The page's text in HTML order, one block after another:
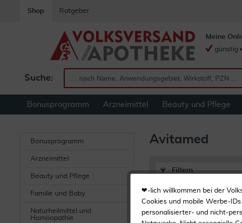
Shop Ratgeber
Suche:
Meine
günstig
Bonusprogramm Arzneimittel Beauty und Pflege
Bonusprogramm
Arzneimittel
Beauty und Pflege
Familie und Baby
Naturheilmittel und
Homöopathie
Avitamed
Filtern
Avitamed
❤-lich willkommen bei der
Cookies und mobile Werbe-
personalisierter- und nicht-